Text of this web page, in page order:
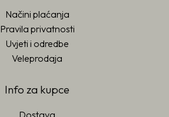
Načini plaćanja
Pravila privatnosti
Uvjeti i odredbe
Veleprodaja
Info za kupce
Dostava